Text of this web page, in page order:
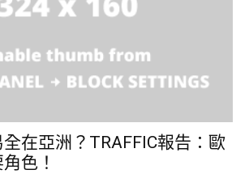
在亞洲？TRAFFIC報告：歐
色！